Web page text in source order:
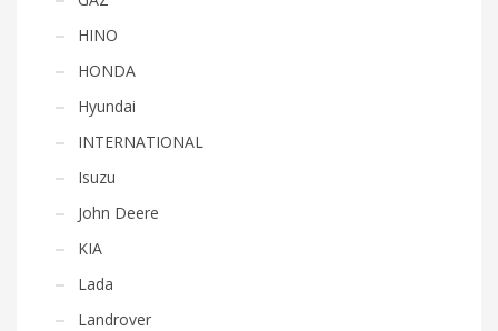
HINO
HONDA
Hyundai
INTERNATIONAL
Isuzu
John Deere
KIA
Lada
Landrover